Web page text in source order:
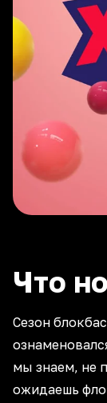
Что
Сезон
мы знаем, не
ожидаешь